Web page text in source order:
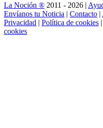
La Noción ® 2011 - 2026 |
Envíanos tu Noticia | Contacto |
Privacidad | Política de cookies |
cookies